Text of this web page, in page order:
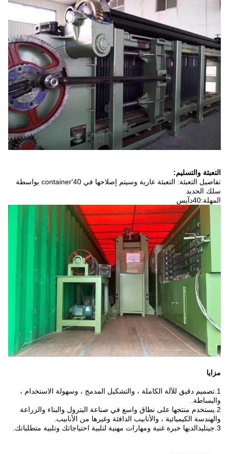
التعبئة والتسليم:
تفاصيل التعبئة: التعبئة عارية وسيتم إصلاحها في 40'container بواسطة
سلك الحديد
المهلة: 40 دآيس
مزايا
تصميم دقيق للآلة الكاملة ، والتشكيل المدمج ، وسهولة الاستخدام ،
والبساطة.
يستخدم منتجها على نطاق واسع في صناعة البترول والبناء والزراعة
والهندسة الكيميائية ، والأنابيب الدافئة وغيرها من الأنابيب.
جينليدالديها خبرة غنية ومهارات مهنية لتلبية احتياجاتك وتلبية متطلباتك.